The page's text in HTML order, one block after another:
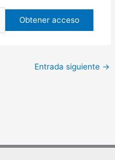
Entrada siguiente →